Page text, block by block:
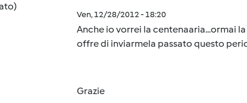
Ven, 12/28/2012 - 18:20
Anche io vorrei la centenaaria...ormai
offre di inviarmela passato questo
Grazie